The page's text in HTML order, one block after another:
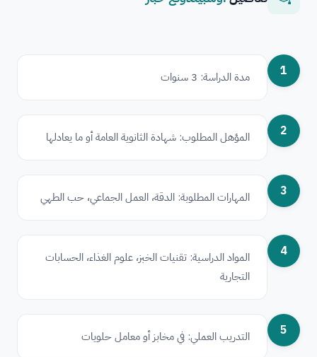
1 مدة الدراسة: 3 سنوات
2 المؤهل المطلوب: شهادة الثانوية العامة أو ما يعادلها
3 المهارات المطلوبة: الدقة، العمل الجماعي، حب الطهي
4
المواد الدراسية: تقنيات الخبز، علوم الغذاء، الحسابات
التجارية
5 التدريب العملي: في مخابز أو معامل حلويات